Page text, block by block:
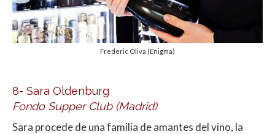
Frederic Oliva (Enigma)
8- Sara Oldenburg
Fondo Supper Club (Madrid)
Sara procede de una familia de amantes del vino, la